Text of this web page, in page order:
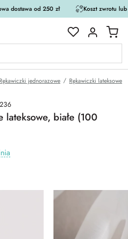
dostawa od 250 zł Koszt zwrotu
Rękawiczki jednorazowe Rękawiczki lateksowe
lateksowe, białe (100